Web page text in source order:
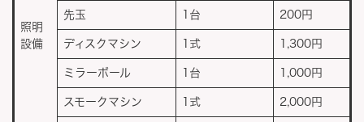
照明
設備
先玉 1台 200円
ディスクマシン 1式 1,300円
ミラーボール 1台 1,000円
スモークマシン 1式 2,000円